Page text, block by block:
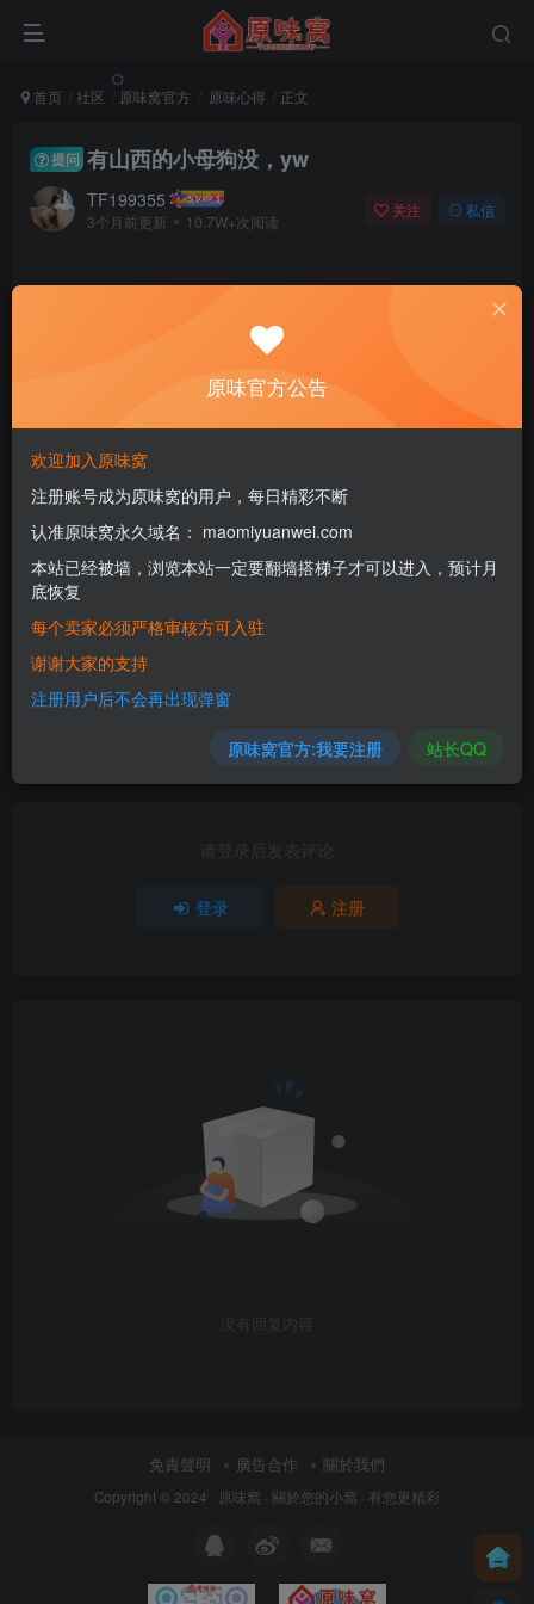
首页 社区 原味窝官方 原味心得 正文
提问 有山西的小母狗没，yw
TF199355
3个月前更新 10.7W+次阅读
关注 私信
登录后继续查看
分享 收藏
请登录后发表评论
登录 注册
没有回复内容
免責聲明 廣告合作 關於我們
Copyright © 2024 · 原味窩 · 關於您的小窩 · 有您更精彩
原味官方公告
欢迎加入原味窝
注册账号成为原味窝的用户，每日精彩不断
认准原味窝永久域名： maomiyuanwei.com
本站已经被墙，浏览本站一定要翻墙搭梯子才可以进入，预计月
底恢复
每个卖家必须严格审核方可入驻
谢谢大家的支持
注册用户后不会再出现弹窗
原味窝官方:我要注册 站长QQ